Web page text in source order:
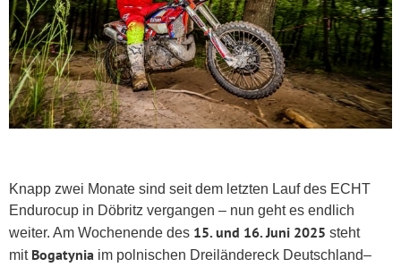
Knapp zwei Monate sind seit dem letzten Lauf des ECHT
Endurocup in Döbritz vergangen – nun geht es endlich
weiter. Am Wochenende des 15. und 16. Juni 2025 steht
mit Bogatynia im polnischen Dreiländereck Deutschland–